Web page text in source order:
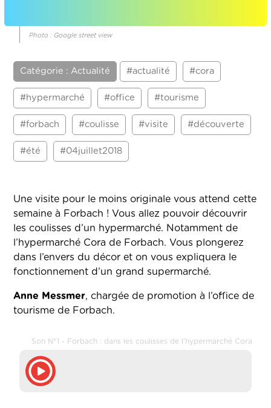
Photo : Google street view
Catégorie : Actualité #actualité #cora
#hypermarché #office #tourisme
#forbach #coulisse #visite #découverte
#été #04juillet2018
Une visite pour le moins originale vous attend cette
semaine à Forbach ! Vous allez pouvoir découvrir
les coulisses d’un hypermarché. Notamment de
l’hypermarché Cora de Forbach. Vous plongerez
dans l’envers du décor et on vous expliquera le
fonctionnement d’un grand supermarché.
Anne Messmer, chargée de promotion à l’office de
tourisme de Forbach.
Son N°1 - Forbach : dans les coulisses de l'hypermarché Cora